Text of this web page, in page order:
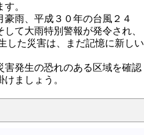
。
豪雨、平成３０年の台風２４
て大雨特別警報が発令され、
した災害は、まだ記憶に新しい
害発生の恐れのある区域を確認
けましょう。